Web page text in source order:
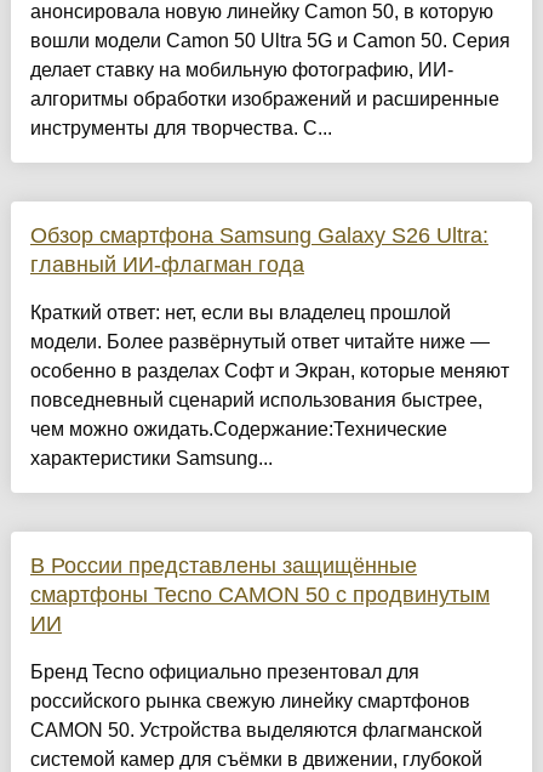
анонсировала новую линейку Camon 50, в которую
вошли модели Camon 50 Ultra 5G и Camon 50. Серия
делает ставку на мобильную фотографию, ИИ-
алгоритмы обработки изображений и расширенные
инструменты для творчества. С...
Обзор смартфона Samsung Galaxy S26 Ultra:
главный ИИ-флагман года
Краткий ответ: нет, если вы владелец прошлой
модели. Более развёрнутый ответ читайте ниже —
особенно в разделах Софт и Экран, которые меняют
повседневный сценарий использования быстрее,
чем можно ожидать.Содержание:Технические
характеристики Samsung...
В России представлены защищённые
смартфоны Tecno CAMON 50 с продвинутым
ИИ
Бренд Tecno официально презентовал для
российского рынка свежую линейку смартфонов
CAMON 50. Устройства выделяются флагманской
системой камер для съёмки в движении, глубокой